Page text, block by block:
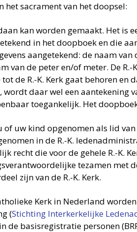
het sacrament van het doopsel:
kan worden gemaakt. Het is
in het doopboek en die
aangetekend: de naam
van de peter en/of meter. De
de R.-K. Kerk gaat behoren en
daar wel een aantekening
toegankelijk. Het
uw kind opgenomen als lid
in de R.-K.
recht die voor de gehele R.-K.
tezamen met
zijn van de R.-K. Kerk.
Kerk in Nederland
(Stichting Interkerkelijke
basisregistratie personen